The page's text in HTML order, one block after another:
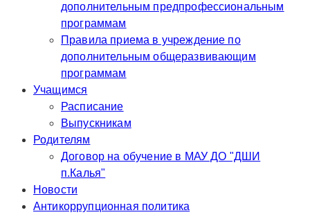
дополнительным предпрофессиональным
программам
Правила приема в учреждение по
дополнительным общеразвивающим
программам
Учащимся
Расписание
Выпускникам
Родителям
Договор на обучение в МАУ ДО "ДШИ
п.Калья"
Новости
Антикоррупционная политика